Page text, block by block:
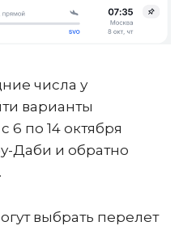
числа у
варианты
по 14 октября
Даби и обратно
выбрать перелет